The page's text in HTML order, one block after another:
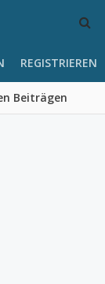
Beiträgen
REGISTRIEREN